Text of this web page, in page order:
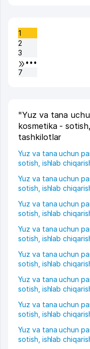
1
2
3
•••
7
"Yuz va tana
kosmetika -
tashkilotlar
Yuz va tana uchun
sotish, ishlab
Yuz va tana uchun
sotish, ishlab
Yuz va tana uchun
sotish, ishlab
Yuz va tana uchun
sotish, ishlab
Yuz va tana uchun
sotish, ishlab
Yuz va tana uchun
sotish, ishlab
Yuz va tana uchun
sotish, ishlab
Yuz va tana uchun
sotish, ishlab